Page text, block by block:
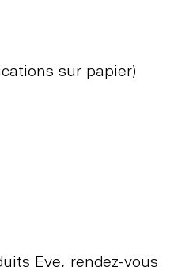
sur papier)
Eve, rendez-vous